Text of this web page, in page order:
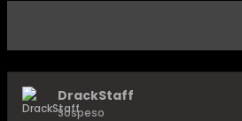
DrackStaff
Sospeso